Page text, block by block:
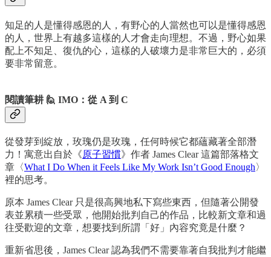
知足的人是懂得感恩的人，有野心的人當然也可以是懂得感恩
的人，世界上有越多這樣的人才會走向理想。不過，野心如果
配上不知足、復仇的心，這樣的人破壞力是非常巨大的，必須
要非常留意。
閱讀筆耕 🙋 IMO：從 A 到 C
從發芽到綻放，玫瑰仍是玫瑰，任何時候它都蘊藏著全部潛
力！寓意出自於《原子習慣》作者 James Clear 這篇部落格文
章〈What I Do When it Feels Like My Work Isn’t Good Enough〉
裡的思考。
原本 James Clear 只是很高興地私下寫些東西，但隨著公開發
表並累積一些受眾，他開始批判自己的作品，比較新文章和過
往受歡迎的文章，想要找到所謂「好」內容究竟是什麼？
重新省思後，James Clear 認為我們不需要靠著自我批判才能繼